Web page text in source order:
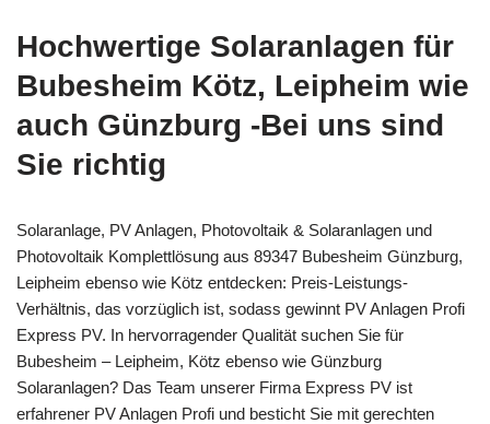
Hochwertige Solaranlagen für
Bubesheim Kötz, Leipheim wie
auch Günzburg -Bei uns sind
Sie richtig
Solaranlage, PV Anlagen, Photovoltaik & Solaranlagen und
Photovoltaik Komplettlösung aus 89347 Bubesheim Günzburg,
Leipheim ebenso wie Kötz entdecken: Preis-Leistungs-
Verhältnis, das vorzüglich ist, sodass gewinnt PV Anlagen Profi
Express PV. In hervorragender Qualität suchen Sie für
Bubesheim – Leipheim, Kötz ebenso wie Günzburg
Solaranlagen? Das Team unserer Firma Express PV ist
erfahrener PV Anlagen Profi und besticht Sie mit gerechten